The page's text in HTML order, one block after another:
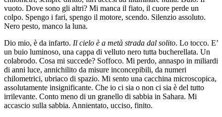
vuoto. Dove sono gli altri? Mi manca il fiato, il cuore perde un
colpo. Spengo i fari, spengo il motore, scendo. Silenzio assoluto.
Nero pesto, manco la luna.
Dio mio, è da infarto. Il cielo è a metà strada dal solito. Lo tocco. E’
un buio luminoso, una cappa di velluto nero tutta bucherellata. Un
colabrodo. Cosa mi succede? Soffoco. Mi perdo, annaspo in miliardi
di anni luce, annichilito da misure inconcepibili, da numeri
chilometrici, ubriaco di spazio. Mi sento una cacchina microscopica,
assolutamente insignificante. Che io ci sia o non ci sia è del tutto
irrilevante. Conto meno di un granello di sabbia in Sahara. Mi
accascio sulla sabbia. Annientato, ucciso, finito.